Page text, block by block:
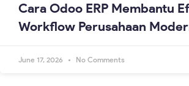
Cara Odoo ERP Membantu
Workflow Perusahaan
June 17, 2026 No Comments